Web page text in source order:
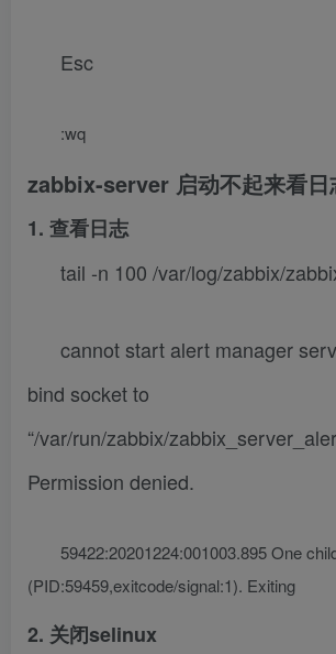
Esc
:wq
zabbix-server 启动不起来看日
1. 查看日志
tail -n 100 /var/log/zabbix/
cannot start alert manager
bind socket to
“/var/run/zabbix/
Permission denied.
59422:20201224:001003.895 One
(PID:59459,exitcode/signal:1). Exiting
2. 关闭selinux